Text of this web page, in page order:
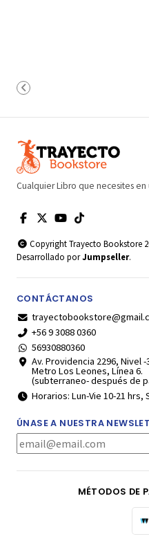
Cualquier Libro que necesites en
Copyright Trayecto Bookstore
Desarrollado porJumpseller.
CONTÁCTANOS
+56 9 3088 0360
56930880360
Av. Providencia 2296, Nivel -
Metro Los Leones, Línea 6.
(subterraneo- después de
Horarios: Lun-Vie 10-21 hrs,
ÚNASE A NUESTRA
MÉTODOS DE